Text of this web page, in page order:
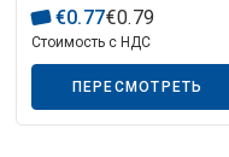
19,0x5,0x12,0 мм
€0.77€0.79
Стоимость с НДС
ПЕРЕСМОТРЕТЬ